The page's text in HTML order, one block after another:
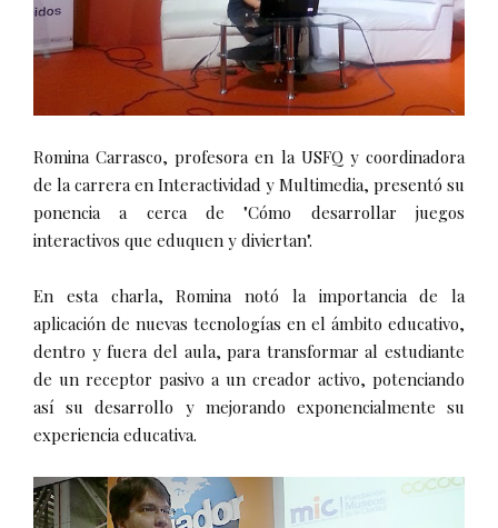
Romina Carrasco, profesora en la USFQ y coordinadora
de la carrera en Interactividad y Multimedia, presentó su
ponencia a cerca de "Cómo desarrollar juegos
interactivos que eduquen y diviertan".
En esta charla, Romina notó la importancia de la
aplicación de nuevas tecnologías en el ámbito educativo,
dentro y fuera del aula, para transformar al estudiante
de un receptor pasivo a un creador activo, potenciando
así su desarrollo y mejorando exponencialmente su
experiencia educativa.